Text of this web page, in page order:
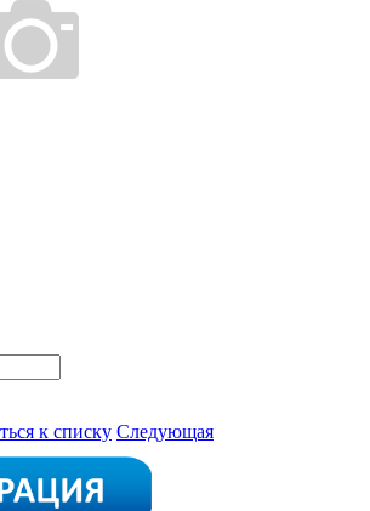
к списку Следующая